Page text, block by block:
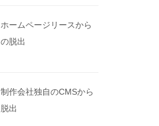
ホームページリースから
の脱出
制作会社独自のCMSから
脱出